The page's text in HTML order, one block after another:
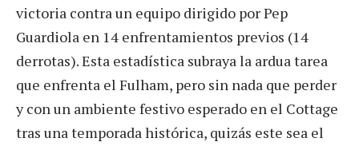
victoria contra un equipo dirigido por Pep
Guardiola en 14 enfrentamientos previos (14
derrotas). Esta estadística subraya la ardua tarea
que enfrenta el Fulham, pero sin nada que perder
y con un ambiente festivo esperado en el Cottage
tras una temporada histórica, quizás este sea el